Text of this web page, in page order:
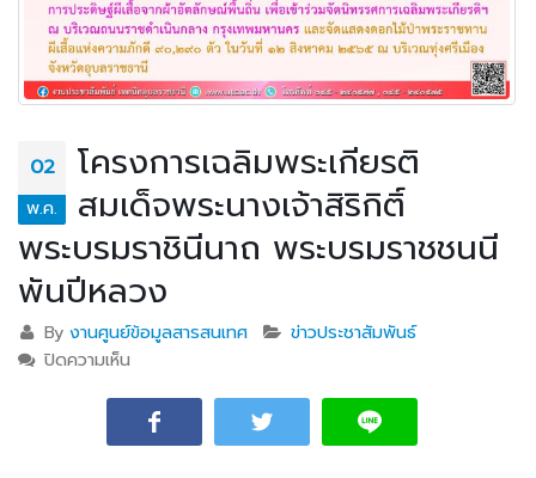
02
พ.ค.
โครงการเฉลิมพระเกียรติ
สมเด็จพระนางเจ้าสิริกิติ์
พระบรมราชินีนาถ พระบรมราชชนนี
พันปีหลวง
Byงานศูนย์ข้อมูลสารสนเทศ
ข่าวประชาสัมพันธ์
ปิดความเห็น